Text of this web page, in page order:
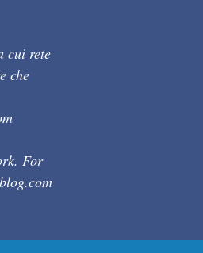
cui rete
che
For